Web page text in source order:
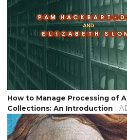
How to Manage Processing of
Collections: An Introduction |